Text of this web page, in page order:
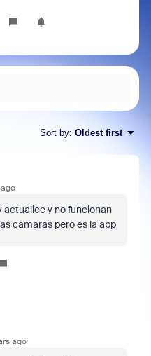
Sort by: Oldest first
y no funcionan
camaras pero es la app
ago